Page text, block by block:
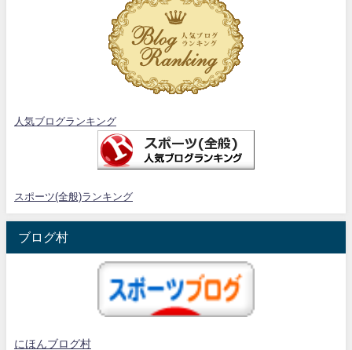
人気ブログランキング
スポーツ(全般)ランキング
ブログ村
にほんブログ村